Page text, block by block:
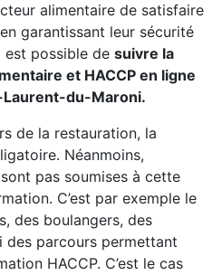
alimentaire de satisfaire
garantissant leur sécurité
est possible de suivre la
et HACCP en ligne
Laurent-du-Maroni.
de la restauration, la
Néanmoins,
pas soumises à cette
C’est par exemple le
des boulangers, des
des parcours permettant
HACCP. C’est le cas